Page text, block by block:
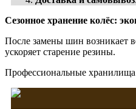
Сезонное хранение колёс:
После замены шин возникает
ускоряет старение резины.
Профессиональные